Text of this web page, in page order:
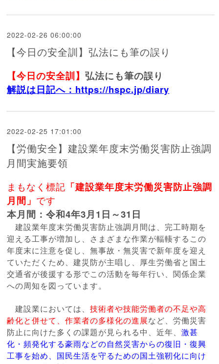
2022-02-26 06:00:00
【今日の安全訓】弘法にも筆の誤り
【今日の安全訓】弘法にも筆の誤り
解説は日記へ：https://hspc.jp/diary
2022-02-25 17:01:00
【労働安全】建設業年度末労働災害防止強調
月間実施要領
まもなく標記 「建設業年度末労働災害防止強調
月間」 です
本月間：令和4年3月1日～31日
建設業年度末労働災害防止強調月間は、完工時期を
迎える工事が増加し、さまざまな作業が輻輳するこの
年度末に注意を促し、無事故・無災害で新年度を迎え
ていただくため、建災防が主唱し、厚生労働省と国土
交通省が後援する形でこの活動を毎年行い、関係企業
への周知を図っています。
建設業においては、技術者や技能労働者の不足や高
齢化と併せて、作業者の多様化の進展など、労働災害
防止に向けた多くの課題が見られる中、近年、激甚
化・頻発化する豪雨などの自然災害からの復旧・復興
工事を始め、国民生活を守るための国土強靭化に向け